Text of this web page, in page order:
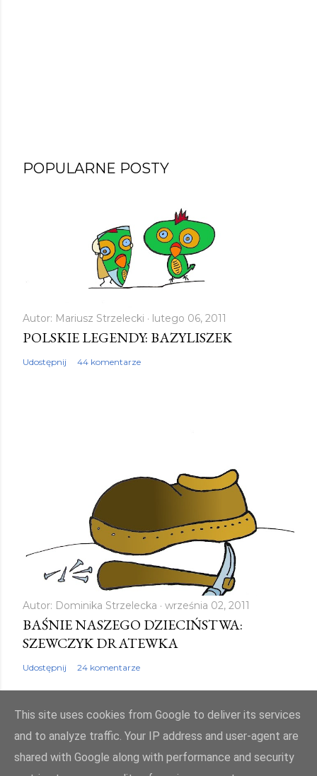
POPULARNE POSTY
Autor: Mariusz Strzelecki lutego 06, 2011
POLSKIE LEGENDY: BAZYLISZEK
Udostępnij 44 komentarze
Autor: Dominika Strzelecka września 02, 2011
BAŚNIE NASZEGO DZIECIŃSTWA:
SZEWCZYK DRATEWKA
Udostępnij 24 komentarze
Obsługiwane przez usługę Blogger
This site uses cookies from Google to deliver its services
and to analyze traffic. Your IP address and user-agent are
shared with Google along with performance and security